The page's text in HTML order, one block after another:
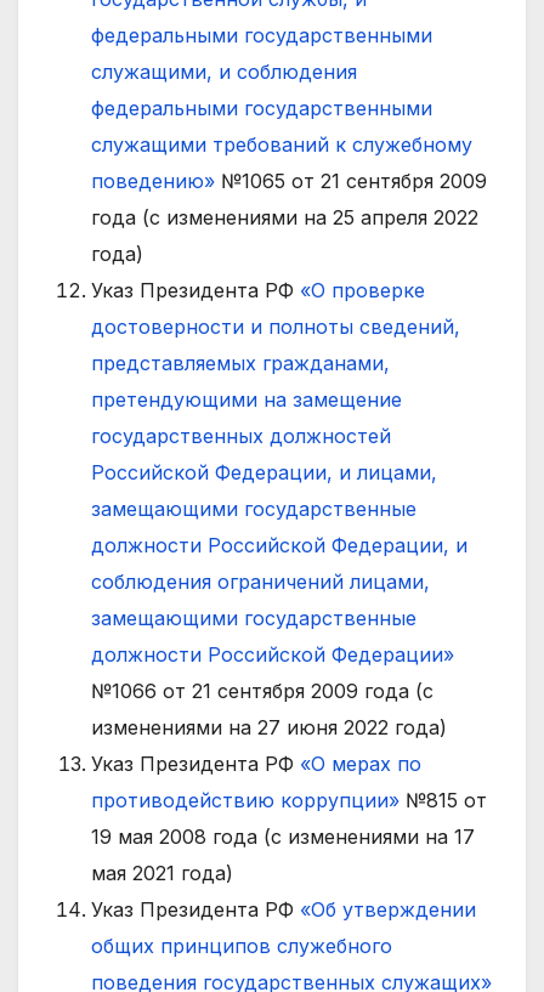
федеральными государственными
служащими, и соблюдения
федеральными государственными
служащими требований к служебному
поведению» №1065 от 21 сентября 2009
года (с изменениями на 25 апреля 2022
года)
Указ Президента РФ «О проверке
достоверности и полноты сведений,
представляемых гражданами,
претендующими на замещение
государственных должностей
Российской Федерации, и лицами,
замещающими государственные
должности Российской Федерации, и
соблюдения ограничений лицами,
замещающими государственные
должности Российской Федерации»
№1066 от 21 сентября 2009 года (с
изменениями на 27 июня 2022 года)
Указ Президента РФ «О мерах по
противодействию коррупции» №815 от
19 мая 2008 года (с изменениями на 17
мая 2021 года)
Указ Президента РФ «Об утверждении
общих принципов служебного
поведения государственных служащих»